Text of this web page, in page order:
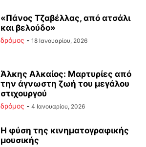
«Πάνος Τζαβέλλας, από ατσάλι
και βελούδο»
δρόμος - 18 Ιανουαρίου, 2026
Άλκης Αλκαίος: Μαρτυρίες από
την άγνωστη ζωή του μεγάλου
στιχουργού
δρόμος - 4 Ιανουαρίου, 2026
Η φύση της κινηματογραφικής
μουσικής